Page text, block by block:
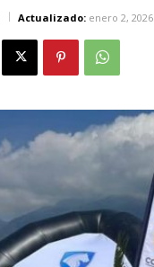
Actualizado: enero 2, 2026